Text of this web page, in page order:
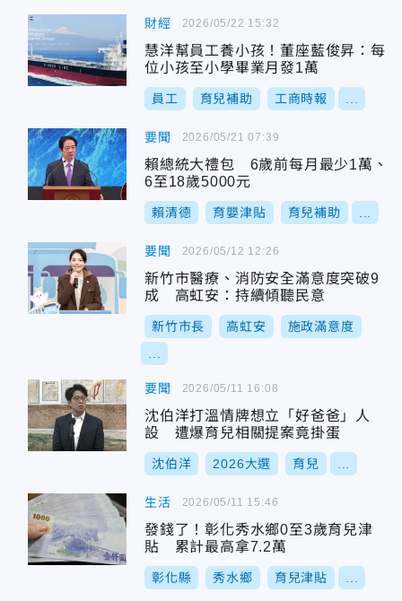
財經
慧洋幫員工養小孩！董座藍俊昇：每
位小孩至小學畢業月發1萬
員工 育兒補助 工商時報
2026/05/22 15:32
要聞
賴總統大禮包 6歲前每月最少1萬、
6至18歲5000元
賴清德 育嬰津貼 育兒補助
2026/05/21 07:39
要聞
新竹市醫療、消防安全滿意度突破9
成 高虹安：持續傾聽民意
新竹市長 高虹安 施政滿意度
2026/05/12 12:26
要聞
沈伯洋打溫情牌想立「好爸爸」人
設 遭爆育兒相關提案竟掛蛋
沈伯洋 2026大選 育兒
2026/05/11 16:08
生活
發錢了！彰化秀水鄉0至3歲育兒津
貼 累計最高拿7.2萬
彰化縣 秀水鄉 育兒津貼
2026/05/11 15:46